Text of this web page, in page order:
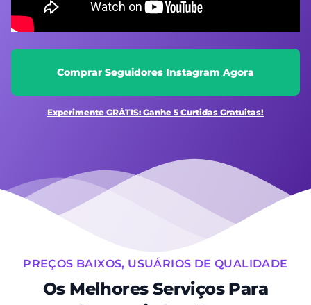
Comprar Seguidores Instagram Agora
Experimente GRÁTIS: Ganhe 5 Curtidas Gratuitas!
PREÇOS BAIXOS, USUÁRIOS DE QUALIDADE
Os Melhores Serviços Para